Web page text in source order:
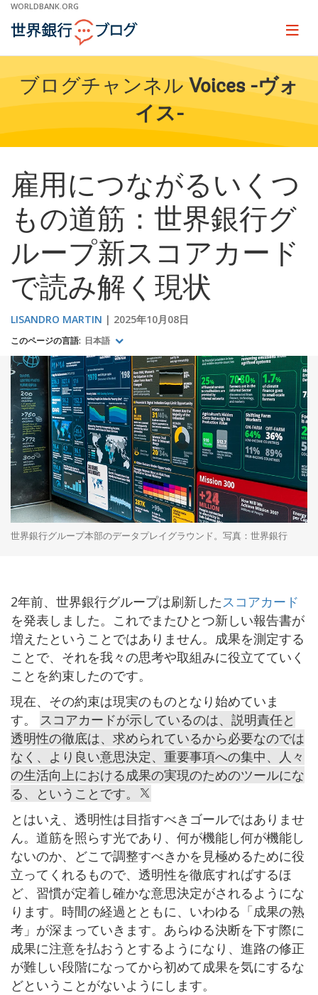
Skip
Main
Navigation
WORLDBANK.ORG
Page
ブログチャンネル Voices -ヴォ
イス-
雇用につながるいくつ
もの道筋：世界銀行グ
ループ新スコアカード
で読み解く現状
LISANDRO MARTIN 2025年10月08日
このページの言語: 日本語
世界銀行グループ本部のデータプレイグラウンド。写真：世界銀行
2年前、世界銀行グループは刷新したスコアカード
を発表しました。これでまたひとつ新しい報告書が
増えたということではありません。成果を測定する
ことで、それを我々の思考や取組みに役立てていく
ことを約束したのです。
現在、その約束は現実のものとなり始めていま
す。 スコアカードが示しているのは、説明責任と
透明性の徹底は、求められているから必要なのでは
なく、より良い意思決定、重要事項への集中、人々
の生活向上における成果の実現のためのツールにな
る、ということです。
とはいえ、透明性は目指すべきゴールではありませ
ん。道筋を照らす光であり、何が機能し何が機能し
ないのか、どこで調整すべきかを見極めるために役
立ってくれるもので、透明性を徹底すればするほ
ど、習慣が定着し確かな意思決定がされるようにな
ります。時間の経過とともに、いわゆる「成果の熟
考」が深まっていきます。あらゆる決断を下す際に
成果に注意を払おうとするようになり、進路の修正
が難しい段階になってから初めて成果を気にするな
どということがないようにします。